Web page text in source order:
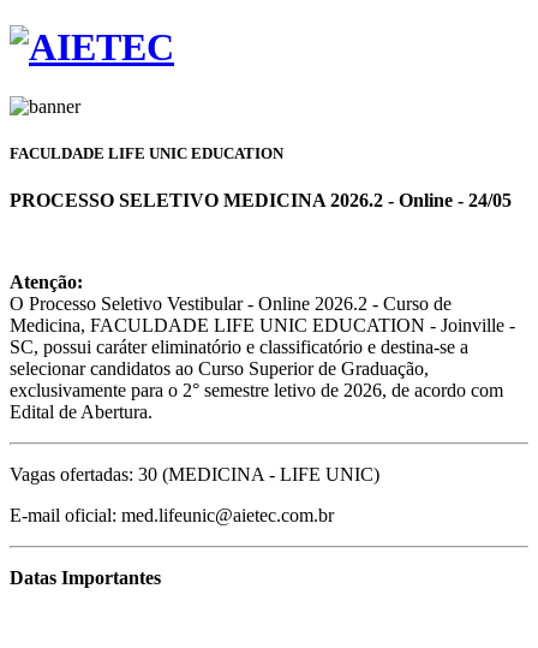
FACULDADE LIFE UNIC EDUCATION
PROCESSO SELETIVO MEDICINA 2026.2 - Online - 24/05
Atenção:
O Processo Seletivo Vestibular - Online 2026.2 - Curso de
Medicina, FACULDADE LIFE UNIC EDUCATION - Joinville -
SC, possui caráter eliminatório e classificatório e destina-se a
selecionar candidatos ao Curso Superior de Graduação,
exclusivamente para o 2° semestre letivo de 2026, de acordo com
Edital de Abertura.
Vagas ofertadas: 30 (MEDICINA - LIFE UNIC)
E-mail oficial: med.lifeunic@aietec.com.br
Datas Importantes